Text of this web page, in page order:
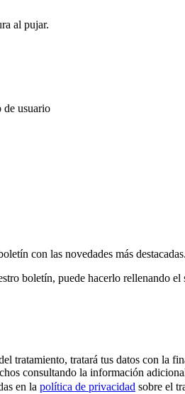
al pujar.
usuario
con las novedades más destacadas.
boletín, puede hacerlo rellenando
tratará tus datos con la
consultando la información
en la política de privacidad sobre el